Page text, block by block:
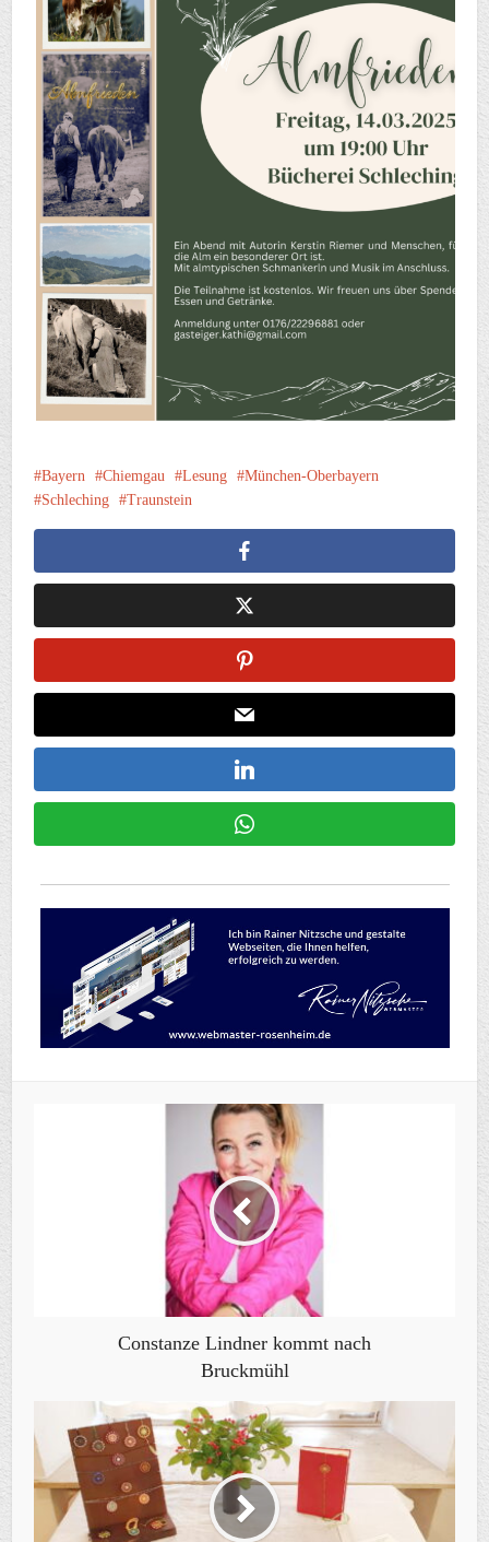
Bayern Chiemgau Lesung
München-Oberbayern
Schleching
Traunstein
Constanze Lindner kommt nach
Bruckmühl